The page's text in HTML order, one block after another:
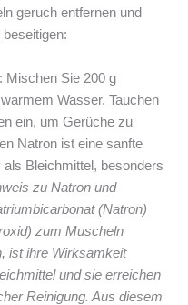
geruch entfernen und
: Mischen Sie 200 g
Wasser. Tauchen
ein, um Gerüche zu
Natron ist eine sanfte
Bleichmittel, besonders
zu Natron und
(Natron)
zum Muscheln
ist ihre Wirksamkeit
und sie erreichen
Reinigung. Aus diesem